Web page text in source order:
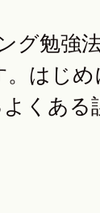
グ勉強
はじめ
くある